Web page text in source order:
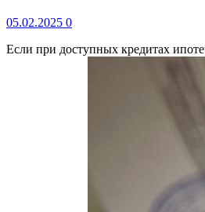
05.02.2025 0
Если при доступных кредитах